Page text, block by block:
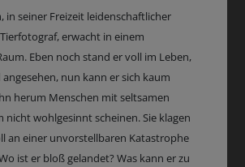
in seiner Freizeit leidenschaftlicher
erwacht in einem
Eben noch stand er voll im Leben,
nun kann er sich kaum
herum Menschen mit seltsamen
nicht wohlgesinnt scheinen. Sie klagen
an einer unvorstellbaren Katastrophe
ist er bloß gelandet? Was kann er zu